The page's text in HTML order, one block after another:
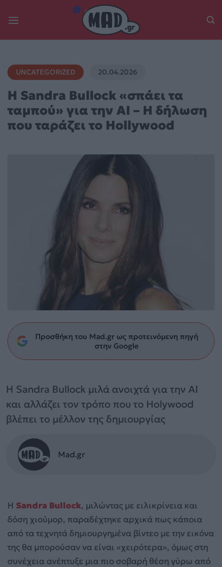
UNCATEGORIZED 20.04.2026
Η Sandra Bullock «σπάει τα
ταμπού» για την AI – Η δήλωση
που ταράζει το Hollywood
Προσθήκη του Mad.gr ως προτεινόμενη πηγή
στην Google
Η Sandra Bullock μιλά ανοιχτά για την AI
και αλλάζει τον τρόπο που το Holywood
βλέπει το μέλλον της δημιουργίας
Mad.gr
Η Sandra Bullock, μιλώντας με ειλικρίνεια και
δόση χιούμορ, παραδέχτηκε αρχικά πως κάποια
από τα τεχνητά δημιουργημένα βίντεο με την εικόνα
της θα μπορούσαν να είναι «χειρότερα», όμως στη
συνέχεια ανέπτυξε μια πιο σοβαρή θέση γύρω από